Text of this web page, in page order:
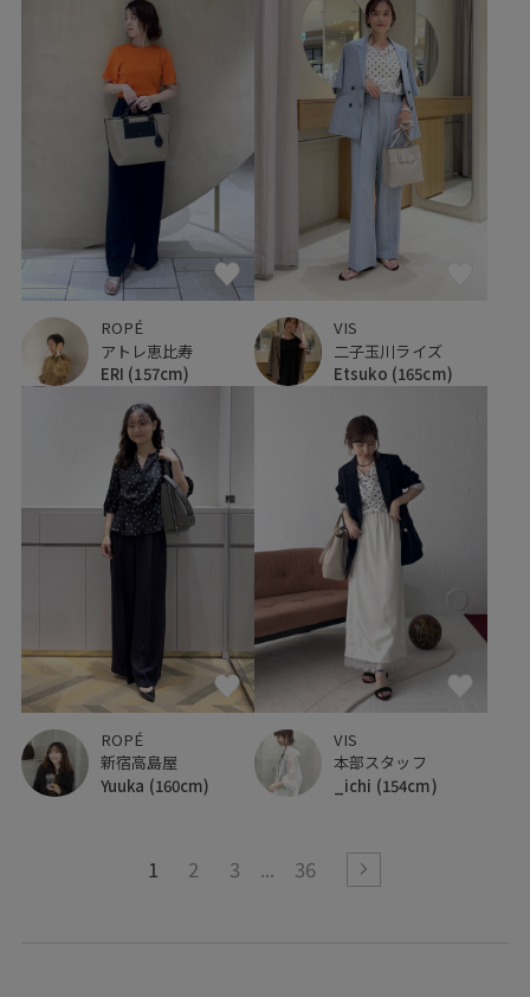
ROPÉ
アトレ恵比寿
ERI (157cm)
VIS
二子玉川ライズ
Etsuko (165cm)
ROPÉ
新宿高島屋
Yuuka (160cm)
VIS
本部スタッフ
_ichi (154cm)
1 2 3 36